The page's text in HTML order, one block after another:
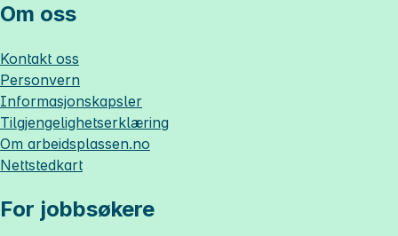
Om oss
Kontakt oss
Personvern
Informasjonskapsler
Tilgjengelighetserklæring
Om arbeidsplassen.no
Nettstedkart
For jobbsøkere